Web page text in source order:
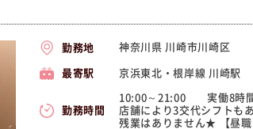
勤務地 神奈川県 川崎市川崎区
最寄駅 京浜東北・根岸線 川崎駅
勤務時間
10:00～21:00 実働8時
店舗により3交代シフトも
残業はありません★ 【昼職